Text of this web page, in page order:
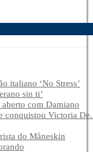
italiano ‘No Stress’
sin ti’
com Damiano
conquistou Victoria
do Måneskin